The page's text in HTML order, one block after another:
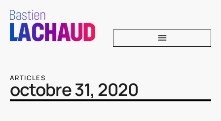
ARTICLES
octobre 31, 2020